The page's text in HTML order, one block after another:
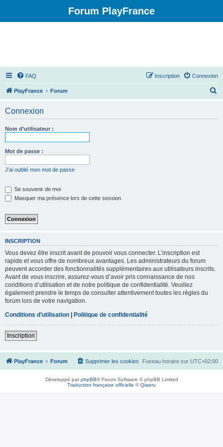
Forum PlayFrance
FAQ Connexion
Inscription
PlayFrance Forum
Connexion
Nom d’utilisateur :
Mot de passe :
J’ai oublié mon mot de passe
Se souvenir de moi
Masquer ma présence lors de cette session
INSCRIPTION
Vous devez être inscrit avant de pouvoir vous connecter. L’inscription est
rapide et vous offre de nombreux avantages. Les administrateurs du forum
peuvent accorder des fonctionnalités supplémentaires aux utilisateurs inscrits.
Avant de vous inscrire, assurez-vous d’avoir pris connaissance de nos
conditions d’utilisation et de notre politique de confidentialité. Veuillez
également prendre le temps de consulter attentivement toutes les règles du
forum lors de votre navigation.
Conditions d’utilisation | Politique de confidentialité
Inscription
PlayFrance Forum Fuseau horaire sur UTC+02:00
Supprimer les cookies
Développé parphpBB® Forum Software © phpBB Limited
Traduction française officielle ©Qiaeru